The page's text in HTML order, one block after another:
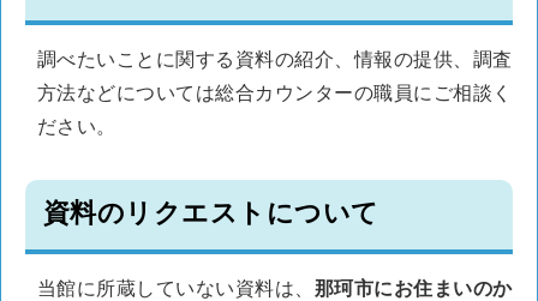
調べたいことに関する資料の紹介、情報の提供、調査
方法などについては総合カウンターの職員にご相談く
ださい。
資料のリクエストについて
当館に所蔵していない資料は、 那珂市にお住まいのか